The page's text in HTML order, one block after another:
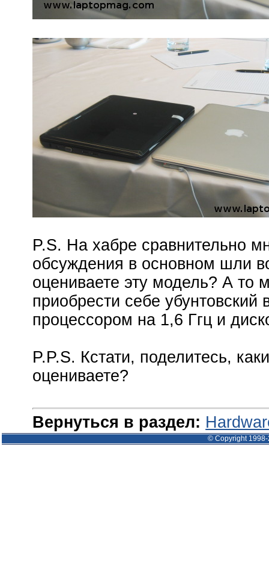
P.S. На хабре сравнительно
обсуждения в основном шли
оцениваете эту модель? А то
приобрести себе убунтовский
процессором на 1,6 Ггц и
P.P.S. Кстати, поделитесь,
оцениваете?
Вернуться в раздел:
© Copyright 1998-